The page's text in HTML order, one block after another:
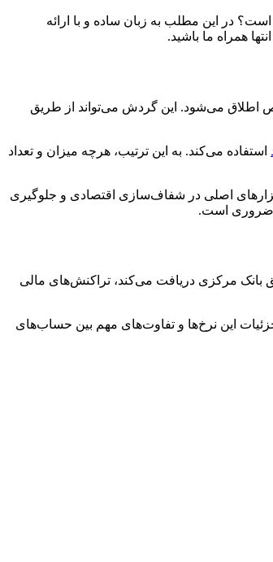
در این مطلب به زبان ساده و با ارائه
اطلاق می‌شود. این گردش می‌تواند از طریق
استفاده می‌کند. به این ترتیب، هرچه میزان و تعداد
ابزارهای اصلی در شفاف‌سازی اقتصادی و جلوگیری
ضروری است.
بانک مرکزی دریافت می‌کند، تراکنش‌های مالی
این نرخ‌ها و تفاوت‌های مهم بین حساب‌های